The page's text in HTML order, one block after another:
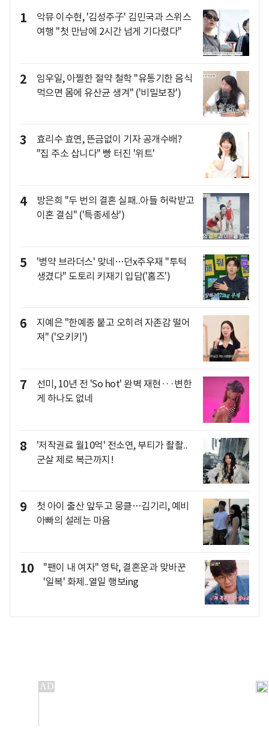
1
악뮤 이수현, '김성주子' 김민국과 스위스
여행 "첫 만남에 2시간 넘게 기다렸다"
2
임우일, 아찔한 절약 철학 "유통기한 음식
먹으면 몸에 유산균 생겨" ('비밀보장')
3
효리수 효연, 뜬금없이 기자 공개수배?
"집 주소 삽니다" 빵 터진 '위트'
4
방은희 "두 번의 결혼 실패..아들 허락받고
이혼 결심" ('특종세상')
5
'병약 브라더스' 맞네…던x주우재 "투턱
생겼다" 도토리 키재기 입담('홈즈')
6
지예은 "한예종 붙고 오히려 자존감 떨어
져" ('오키키')
7
선미, 10년 전 'So hot' 완벽 재현···변한
게 하나도 없네
8
'저작권료 월10억' 전소연, 부티가 좔좔..
군살 제로 복근까지!
9
첫 아이 출산 앞두고 뭉클…김기리, 예비
아빠의 설레는 마음
10
"팬이 내 여자" 영탁, 결혼운과 맞바꾼
'일복' 화제..열일 행보ing